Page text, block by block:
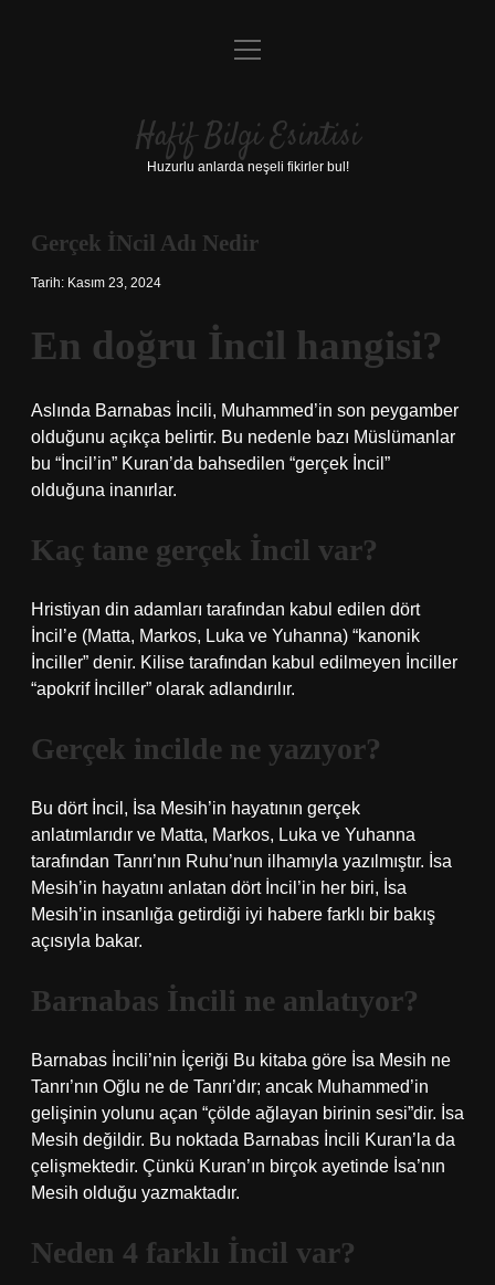
Anasayfa
Yasal Uyarı
menüyü
Hafif Bilgi Esintisi
Huzurlu anlarda neşeli fikirler bul!
Gerçek İNcil Adı Nedir
Tarih: Kasım 23, 2024
En doğru İncil hangisi?
Aslında Barnabas İncili, Muhammed’in son peygamber
olduğunu açıkça belirtir. Bu nedenle bazı Müslümanlar
bu “İncil’in” Kuran’da bahsedilen “gerçek İncil”
olduğuna inanırlar.
Kaç tane gerçek İncil var?
Hristiyan din adamları tarafından kabul edilen dört
İncil’e (Matta, Markos, Luka ve Yuhanna) “kanonik
İnciller” denir. Kilise tarafından kabul edilmeyen İnciller
“apokrif İnciller” olarak adlandırılır.
Gerçek incilde ne yazıyor?
Bu dört İncil, İsa Mesih’in hayatının gerçek
anlatımlarıdır ve Matta, Markos, Luka ve Yuhanna
tarafından Tanrı’nın Ruhu’nun ilhamıyla yazılmıştır. İsa
Mesih’in hayatını anlatan dört İncil’in her biri, İsa
Mesih’in insanlığa getirdiği iyi habere farklı bir bakış
açısıyla bakar.
Barnabas İncili ne anlatıyor?
Barnabas İncili’nin İçeriği Bu kitaba göre İsa Mesih ne
Tanrı’nın Oğlu ne de Tanrı’dır; ancak Muhammed’in
gelişinin yolunu açan “çölde ağlayan birinin sesi”dir. İsa
Mesih değildir. Bu noktada Barnabas İncili Kuran’la da
çelişmektedir. Çünkü Kuran’ın birçok ayetinde İsa’nın
Mesih olduğu yazmaktadır.
Neden 4 farklı İncil var?